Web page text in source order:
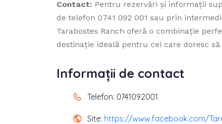
Contact: Pentru rezervări și informații
de telefon 0741 092 001 sau prin
Tarabostes Ranch oferă o combinație
destinație ideală pentru cei care doresc
Informații de contact
Telefon: 0741092001
Site: https://www.facebook.com/